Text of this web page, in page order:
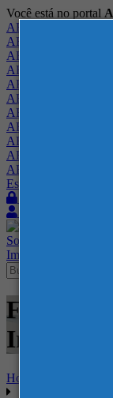
Você está no portal
ABIMAQ Brasil
ABIMAQ Minas
ABIMAQ Norte-
ABIMAQ Paraná
ABIMAQ Piracicaba
ABIMAQ Ribeirão
ABIMAQ Rio de
ABIMAQ Rio
ABIMAQ Santa
ABIMAQ São Paulo
ABIMAQ Vale do
Escritório de
Sobre
Imprensa
Feiras -
Home